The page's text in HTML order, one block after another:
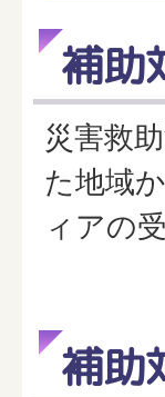
補助
災害救
た地域
ィアの
補助